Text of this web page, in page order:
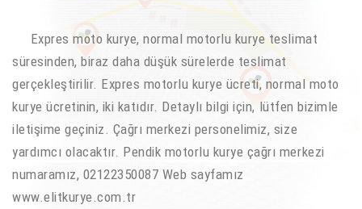
Expres moto kurye, normal motorlu kurye teslimat
süresinden, biraz daha düşük sürelerde teslimat
gerçekleştirilir. Expres motorlu kurye ücreti, normal moto
kurye ücretinin, iki katıdır. Detaylı bilgi için, lütfen bizimle
iletişime geçiniz. Çağrı merkezi personelimiz, size
yardımcı olacaktır. Pendik motorlu kurye çağrı merkezi
numaramız, 02122350087 Web sayfamız
www.elitkurye.com.tr